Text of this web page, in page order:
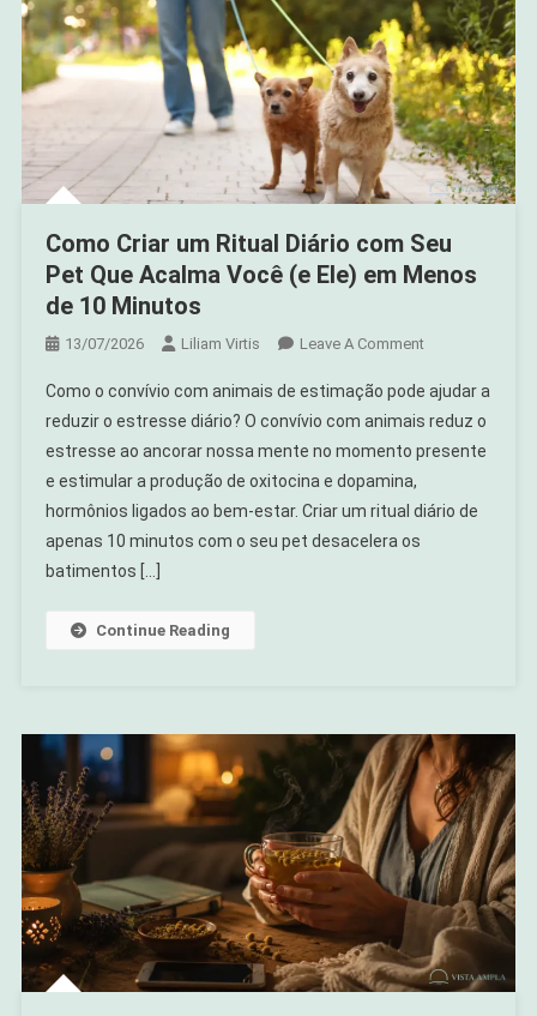
Como Criar um Ritual Diário com Seu
Pet Que Acalma Você (e Ele) em Menos
de 10 Minutos
13/07/2026 Liliam Virtis Leave A CommentOn
Criar
Um
Ritual
Com
Menos
De
10
Minutos
Como o convívio com animais de estimação pode ajudar a
reduzir o estresse diário? O convívio com animais reduz o
estresse ao ancorar nossa mente no momento presente
e estimular a produção de oxitocina e dopamina,
hormônios ligados ao bem-estar. Criar um ritual diário de
apenas 10 minutos com o seu pet desacelera os
batimentos […]
Continue Reading